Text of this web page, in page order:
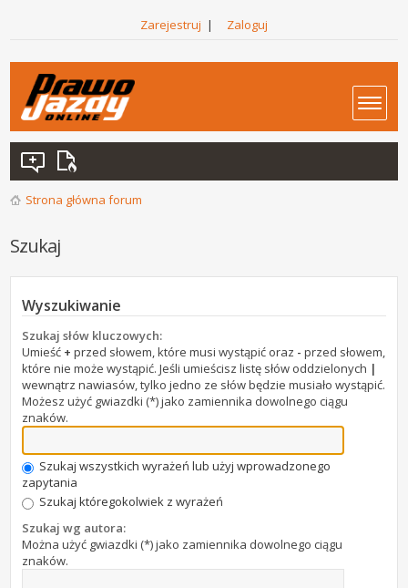
Zarejestruj | Zaloguj
Strona główna forum
Szukaj
Wyszukiwanie
Szukaj słów kluczowych:
Umieść + przed słowem, które musi wystąpić oraz - przed słowem,
które nie może wystąpić. Jeśli umieścisz listę słów oddzielonych |
wewnątrz nawiasów, tylko jedno ze słów będzie musiało wystąpić.
Możesz użyć gwiazdki (*) jako zamiennika dowolnego ciągu
znaków.
Szukaj wszystkich wyrażeń lub użyj wprowadzonego
zapytania
Szukaj któregokolwiek z wyrażeń
Szukaj wg autora:
Można użyć gwiazdki (*) jako zamiennika dowolnego ciągu
znaków.